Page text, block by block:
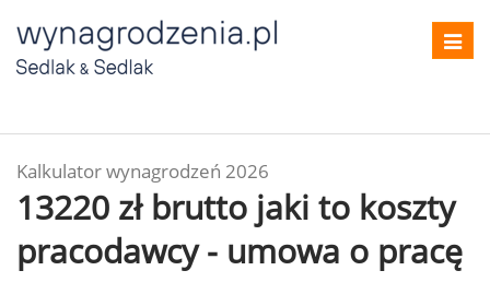
Kalkulator wynagrodzeń 2026
13220 zł brutto jaki to koszty
pracodawcy - umowa o pracę